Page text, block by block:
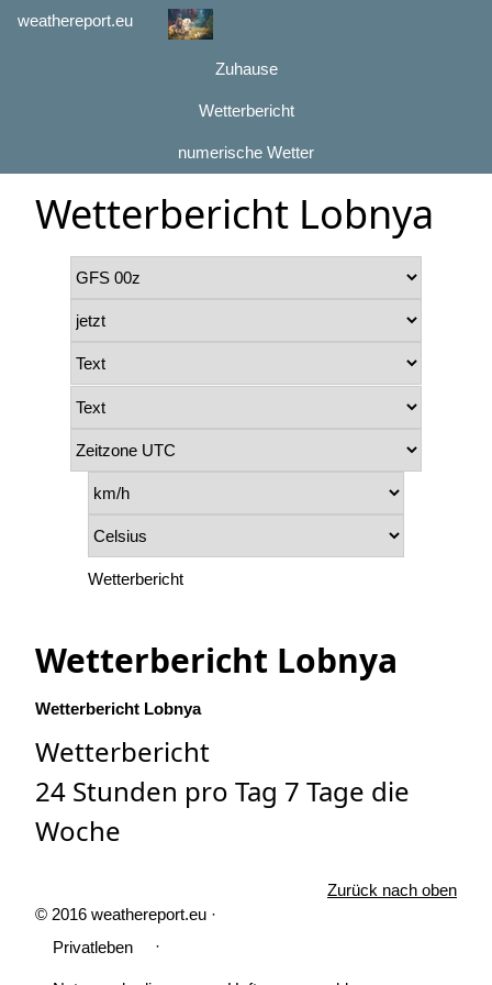
weathereport.eu
Zuhause
Wetterbericht
numerische Wetter
Wetterbericht Lobnya
Wetterbericht
Wetterbericht Lobnya
Wetterbericht Lobnya
Wetterbericht
24 Stunden pro Tag 7 Tage die
Woche
Zurück nach oben
© 2016 weathereport.eu ·
Privatleben
·